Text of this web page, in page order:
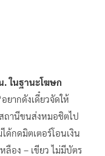
. ในฐานะโฆษก
ากดังเดี๋ยวจัดให้
ถานีขนส่งหมอชิตไป
ด้กดมิตเตอร์โอนเงิน
อง – เขียว ไม่มีบัตร